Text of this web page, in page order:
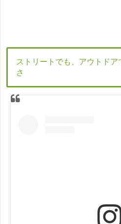
ストリートでも、アウトドア
さ